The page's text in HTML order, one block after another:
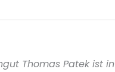
Thomas Patek